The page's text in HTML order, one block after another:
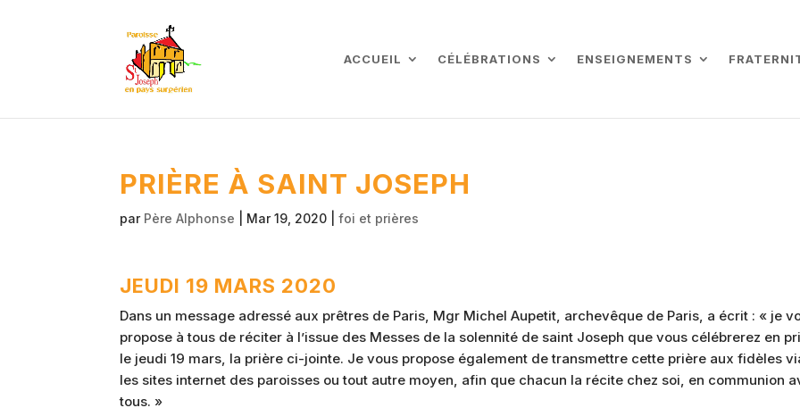
ACCUEIL CÉLÉBRATIONS ENSEIGNEMENTS
PRIÈRE À SAINT JOSEPH
par Père Alphonse Mar 19, 2020 |foi et prières
JEUDI 19 MARS 2020
Dans un message adressé aux prêtres de Paris, Mgr Michel Aupetit, archevêque de Paris, a écrit : « je
propose à tous de réciter à l’issue des Messes de la solennité de saint Joseph que vous célébrerez en
le jeudi 19 mars, la prière ci-jointe. Je vous propose également de transmettre cette prière aux fidèles
les sites internet des paroisses ou tout autre moyen, afin que chacun la récite chez soi, en communion
tous. »